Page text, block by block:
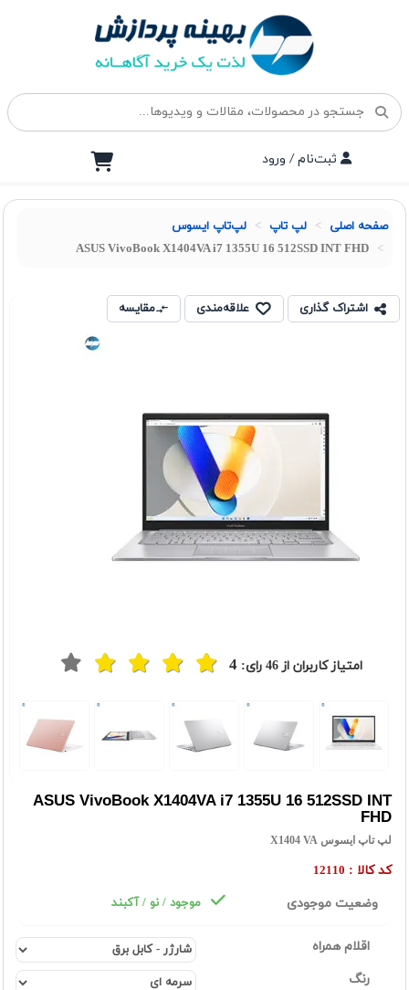
ثبت‌نام / ورود
صفحه اصلی لپ تاپ لپ‌تاپ ایسوس
ASUS VivoBook X1404VA i7 1355U 16 512SSD INT FHD
اشتراک گذاری علاقه‌مندی مقایسه
امتیاز کاربران از46 رای: 4
ASUS VivoBook X1404VA i7 1355U 16 512SSD INT
FHD
لپ تاپ ایسوس X1404 VA
کد کالا : 12110
وضعیت موجودی موجود / نو / آکبند
اقلام همراه
رنگ